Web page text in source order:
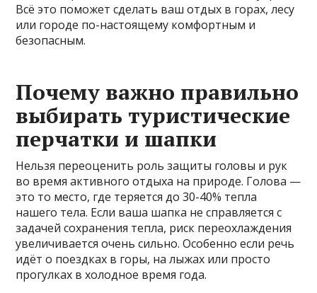
Всё это поможет сделать ваш отдых в горах, лесу
или городе по-настоящему комфортным и
безопасным.
Почему важно правильно
выбирать туристические
перчатки и шапки
Нельзя переоценить роль защиты головы и рук
во время активного отдыха на природе. Голова —
это то место, где теряется до 30-40% тепла
нашего тела. Если ваша шапка не справляется с
задачей сохранения тепла, риск переохлаждения
увеличивается очень сильно. Особенно если речь
идёт о поездках в горы, на лыжах или просто
прогулках в холодное время года.